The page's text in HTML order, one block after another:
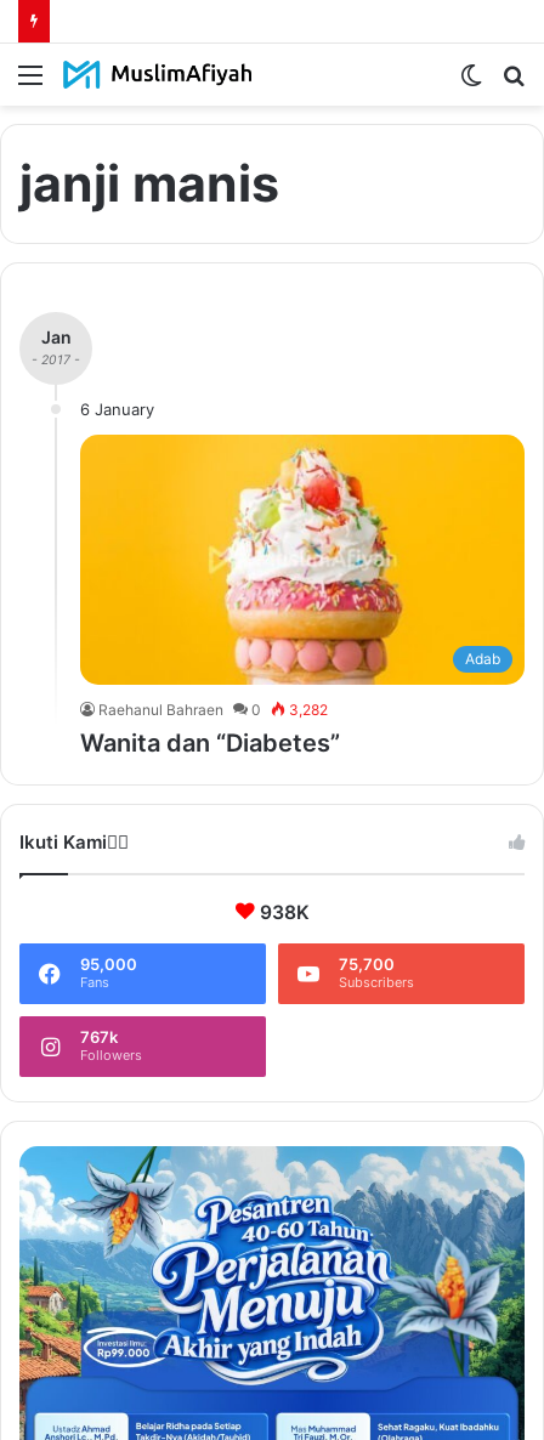
Menu
Switch
janji manis
Jan
- 2017 -
6 January
Adab
Raehanul Bahraen 0 3,282
Wanita dan “Diabetes”
Ikuti Kami❤️‍🔥
938K
95,000
Fans
75,700
Subscribers
767k
Followers